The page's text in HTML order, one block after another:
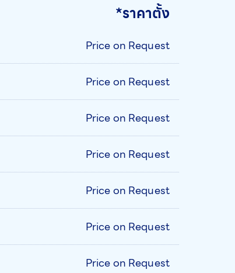
*ราคาตั้ง
Price on Request
Price on Request
Price on Request
Price on Request
Price on Request
Price on Request
Price on Request